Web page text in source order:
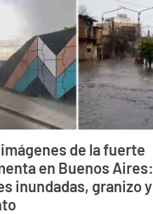
de la fuerte
en Buenos Aires:
inundadas, granizo y